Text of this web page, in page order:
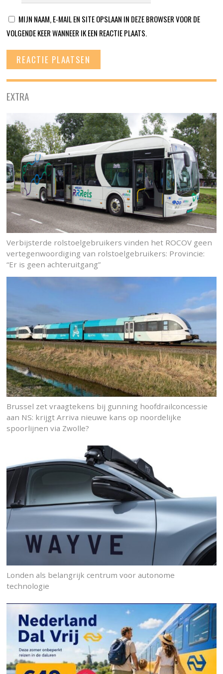
MIJN NAAM, E-MAIL EN SITE OPSLAAN IN DEZE BROWSER VOOR DE
VOLGENDE KEER WANNEER IK EEN REACTIE PLAATS.
EXTRA
Verbijsterde rolstoelgebruikers vinden het ROCOV geen
vertegenwoordiging van rolstoelgebruikers: Provincie:
“Er is geen achteruitgang”
Brussel zet vraagtekens bij gunning hoofdrailconcessie
aan NS: krijgt Arriva nieuwe kans op noordelijke
spoorlijnen via Zwolle?
Londen als belangrijk centrum voor autonome
technologie